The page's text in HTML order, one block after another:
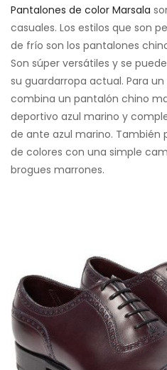
Pantalones de color Marsala
casuales. Los estilos que son
de frío son los pantalones
Son súper versátiles y se
su guardarropa actual. Para
combina un pantalón chino
deportivo azul marino y
de ante azul marino. También
de colores con una simple
brogues marrones.